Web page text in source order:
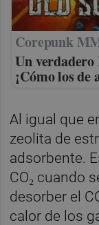
Corepunk
Un
¡Cómo los de
Al igual que
zeolita de
adsorbente.
CO₂ cuando
desorber el
calor de los